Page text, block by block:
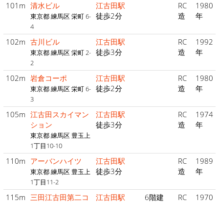
101m 清水ビル
東京都 練馬区 栄町 6-
4
江古田駅
徒歩2分
RC
造
1980
年
102m 古川ビル
東京都 練馬区 栄町 2-
2
江古田駅
徒歩3分
RC
造
1992
年
102m 岩倉コーポ
東京都 練馬区 栄町 6-
3
江古田駅
徒歩2分
RC
造
1980
年
105m 江古田スカイマン
ション
東京都 練馬区 豊玉上
1丁目10-10
江古田駅
徒歩3分
RC
造
1974
年
110m アーバンハイツ
東京都 練馬区 豊玉上
1丁目11-2
江古田駅
徒歩3分
RC
造
1989
年
115m 三田江古田第二コ
江古田駅
6階建
RC
1970